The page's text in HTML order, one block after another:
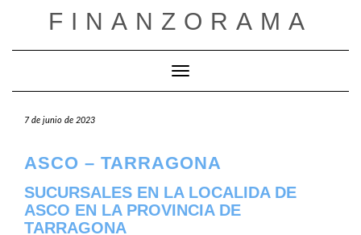
FINANZORAMA
Cambiar modo de navegación
7 de junio de 2023
ASCO – TARRAGONA
SUCURSALES EN LA LOCALIDA DE
ASCO EN LA PROVINCIA DE
TARRAGONA